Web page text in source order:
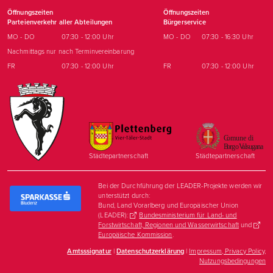
Öffnungszeiten
Parteienverkehr aller Abteilungen
Öffnungszeiten
Bürgerservice
MO - DO
07:30 - 12:00 Uhr MO - DO
07:30 - 16:30 Uhr
Nachmittags nur nach Terminvereinbarung
FR
07:30 - 12:00 Uhr FR 07:30 - 12:00 Uhr
Städtepartnerschaft Städtepartnerschaft
Bei der Durchführung der LEADER-Projekte werden wir
unterstützt durch:
Bund, Land Vorarlberg und Europäischer Union
(LEADER):
Bundesministerium für Land- und
Forstwirtschaft, Regionen und Wasserwirtschaftund
Europäische Kommission.
Amtsssignatur|Datenschutzerklärung | Impressum, Privacy Policy,
Nutzungsbedingungen